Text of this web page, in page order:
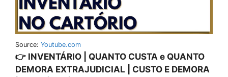
Source: Youtube.com
👉 INVENTÁRIO | QUANTO CUSTA e QUANTO
DEMORA EXTRAJUDICIAL | CUSTO E DEMORA